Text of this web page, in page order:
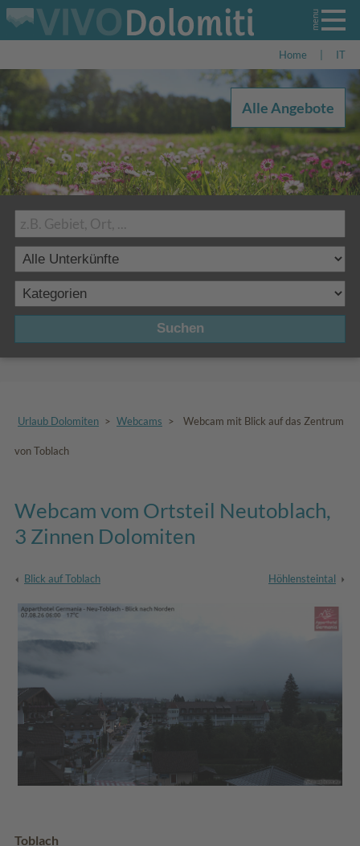
Home IT
Suchen
Alle Angebote
Urlaub Dolomiten > Webcams > Webcam mit Blick auf das Zentrum
von Toblach
Webcam vom Ortsteil Neutoblach,
3 Zinnen Dolomiten
Blick auf Toblach Höhlensteintal
Toblach